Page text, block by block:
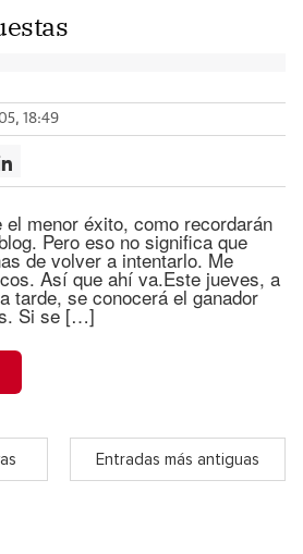
18:49
menor éxito, como recordarán
Pero eso no significa que
de volver a intentarlo. Me
Así que ahí va.Este jueves, a
tarde, se conocerá el ganador
Si se […]
Entradas más antiguas